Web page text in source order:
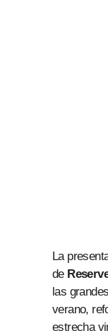
La
de
las
verano,
estrecha